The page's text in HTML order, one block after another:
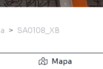
SA0108_XB
Mapa